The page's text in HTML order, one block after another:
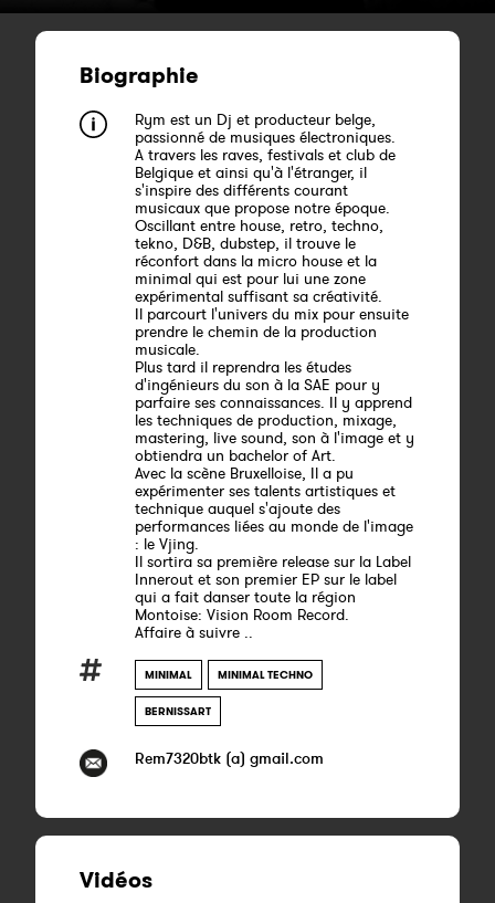
Biographie
Rym est un Dj et producteur belge,
passionné de musiques électroniques.
A travers les raves, festivals et club de
Belgique et ainsi qu'à l'étranger, il
s'inspire des différents courant
musicaux que propose notre époque.
Oscillant entre house, retro, techno,
tekno, D&B, dubstep, il trouve le
réconfort dans la micro house et la
minimal qui est pour lui une zone
expérimental suffisant sa créativité.
Il parcourt l'univers du mix pour ensuite
prendre le chemin de la production
musicale.
Plus tard il reprendra les études
d'ingénieurs du son à la SAE pour y
parfaire ses connaissances. Il y apprend
les techniques de production, mixage,
mastering, live sound, son à l'image et y
obtiendra un bachelor of Art.
Avec la scène Bruxelloise, Il a pu
expérimenter ses talents artistiques et
technique auquel s'ajoute des
performances liées au monde de l'image
: le Vjing.
Il sortira sa première release sur la Label
Innerout et son premier EP sur le label
qui a fait danser toute la région
Montoise: Vision Room Record.
Affaire à suivre ..
MINIMAL MINIMAL TECHNO
BERNISSART
Rem7320btk (a) gmail.com
Vidéos